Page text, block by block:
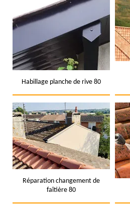
Habillage planche de rive 80
Réparation changement de
faîtière 80